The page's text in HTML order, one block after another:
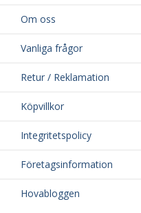
Om oss
Vanliga frågor
Retur / Reklamation
Köpvillkor
Integritetspolicy
Företagsinformation
Hovabloggen